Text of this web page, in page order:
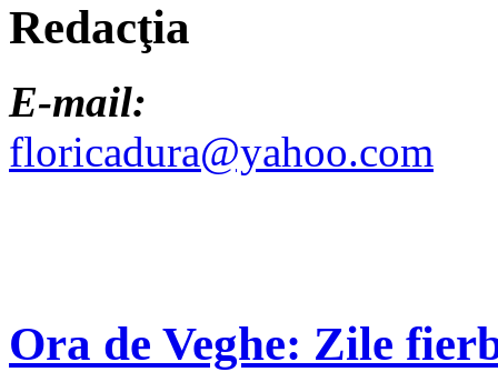
Redacţia
E-mail:
floricadura@yahoo.com
Ora de Veghe: Zile